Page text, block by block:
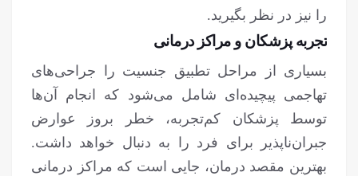
را نیز در نظر بگیرید.
تجربه پزشکان و مراکز درمانی
بسیاری از مراحل تطبیق جنسیت را جراحی‌های
تهاجمی پیچیده‌ای شامل می‌شود که انجام آن‌ها
توسط پزشکان کم‌تجربه، خطر بروز عوارض
جبران‌ناپذیر برای فرد را به دنبال خواهد داشت.
بهترین مقصد درمان، جایی است که مراکز درمانی